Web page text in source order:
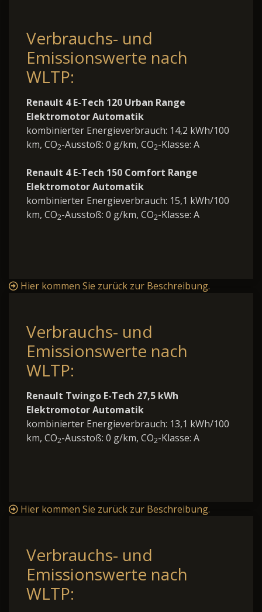
Verbrauchs- und
Emissionswerte nach
WLTP:
Renault 4 E-Tech 120 Urban Range
Elektromotor Automatik
kombinierter Energieverbrauch: 14,2 kWh/100
km, CO2-Ausstoß: 0 g/km, CO2-Klasse: A
Renault 4 E-Tech 150 Comfort Range
Elektromotor Automatik
kombinierter Energieverbrauch: 15,1 kWh/100
km, CO2-Ausstoß: 0 g/km, CO2-Klasse: A
Hier kommen Sie zurück zur Beschreibung.
Verbrauchs- und
Emissionswerte nach
WLTP:
Renault Twingo E-Tech 27,5 kWh
Elektromotor Automatik
kombinierter Energieverbrauch: 13,1 kWh/100
km, CO2-Ausstoß: 0 g/km, CO2-Klasse: A
Hier kommen Sie zurück zur Beschreibung.
Verbrauchs- und
Emissionswerte nach
WLTP: